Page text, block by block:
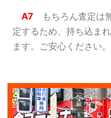
A7 もちろん査定は
定するため、持ち込ま
ます。ご安心ください。